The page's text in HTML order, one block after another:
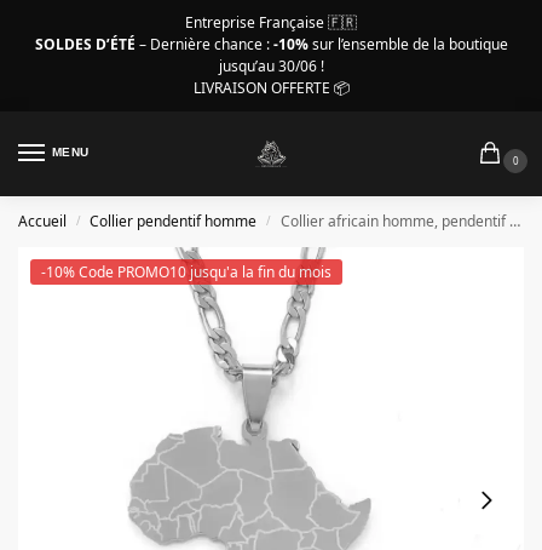
Entreprise Française 🇫🇷
SOLDES D’ÉTÉ – Dernière chance :-10%sur l’ensemble de la boutique
jusqu’au 30/06 !
LIVRAISON OFFERTE 📦
MENU
0
Accueil / Collier pendentif homme / Collier africain homme, pendentif carte de l’Afrique acier
-10% Code PROMO10 jusqu'a la fin du mois